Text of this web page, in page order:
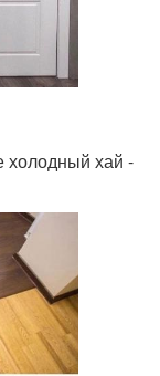
холодный хай -